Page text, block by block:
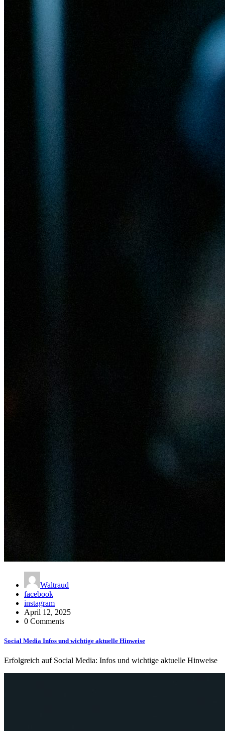
Waltraud
facebook
instagram
April 12, 2025
0 Comments
Social Media Infos und wichtige aktuelle Hinweise
Erfolgreich auf Social Media: Infos und wichtige aktuelle Hinweise